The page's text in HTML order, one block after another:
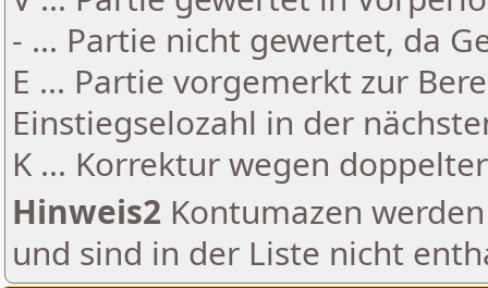
- ... Partie nicht gewertet, da
E ... Partie vorgemerkt zur
Einstiegselozahl in der
K ... Korrektur wegen
Hinweis2 Kontumazen
und sind in der Liste nicht